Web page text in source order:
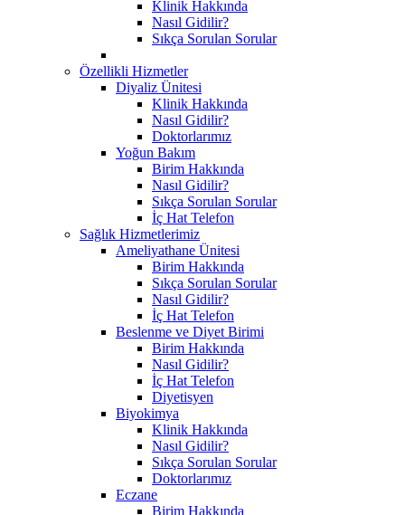
Klinik Hakkında
Nasıl Gidilir?
Sıkça Sorulan Sorular
Özellikli Hizmetler
Diyaliz Ünitesi
Klinik Hakkında
Nasıl Gidilir?
Doktorlarımız
Yoğun Bakım
Birim Hakkında
Nasıl Gidilir?
Sıkça Sorulan Sorular
İç Hat Telefon
Sağlık Hizmetlerimiz
Ameliyathane Ünitesi
Birim Hakkında
Sıkça Sorulan Sorular
Nasıl Gidilir?
İç Hat Telefon
Beslenme ve Diyet Birimi
Birim Hakkında
Nasıl Gidilir?
İç Hat Telefon
Diyetisyen
Biyokimya
Klinik Hakkında
Nasıl Gidilir?
Sıkça Sorulan Sorular
Doktorlarımız
Eczane
Birim Hakkında